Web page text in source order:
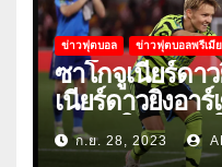
ข่าวฟุตบอล ข่าวฟุตบอลพรีเมี
ซาโกจูเนียร์ดา
เนียร์ดาวยิงอา
ลงเล่นให้ทีมชุด
ก.ย. 28, 2023